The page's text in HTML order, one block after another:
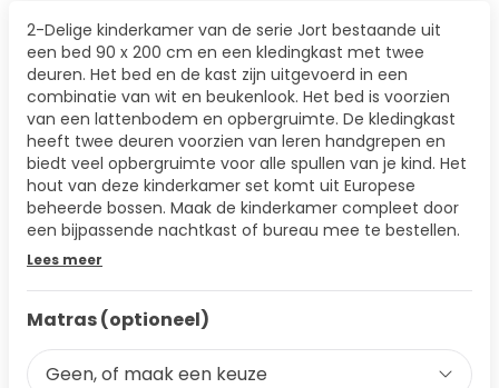
2-Delige kinderkamer van de serie Jort bestaande uit
een bed 90 x 200 cm en een kledingkast met twee
deuren. Het bed en de kast zijn uitgevoerd in een
combinatie van wit en beukenlook. Het bed is voorzien
van een lattenbodem en opbergruimte. De kledingkast
heeft twee deuren voorzien van leren handgrepen en
biedt veel opbergruimte voor alle spullen van je kind. Het
hout van deze kinderkamer set komt uit Europese
beheerde bossen. Maak de kinderkamer compleet door
een bijpassende nachtkast of bureau mee te bestellen.
Lees meer
Matras (optioneel)
Geen, of maak een keuze